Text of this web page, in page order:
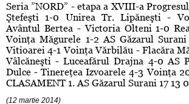
Seria ”NORD” - etapa a XVIII-a
Ştefeşti 1-0 Unirea Tr. Lipăneşti -
Avântul Bertea - Victoria Olteni 1-0
Voinţa Măgurele 1-2 AS Găzarul
Vitioarei 4-1 Voinţa Vărbilău - Flacăra
Vâlcăneşti - Luceafărul Drajna 4-0 AS
Dulce - Tinereţea Izvoarele 4-3 Voinţa
CLASAMENT 1. AS Găzarul Surani 17 13
(12 martie 2014)